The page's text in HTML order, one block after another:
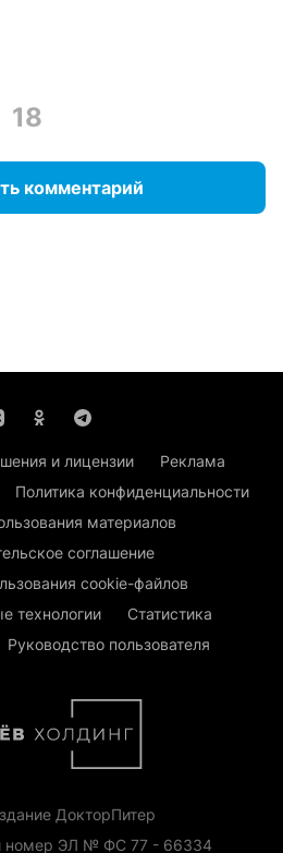
18
комментарий
и лицензии
Реклама
Политика конфиденциальности
материалов
соглашение
cookie-файлов
технологии
Статистика
Руководство пользователя
ДокторПитер
номер ЭЛ № ФС 77 - 66334